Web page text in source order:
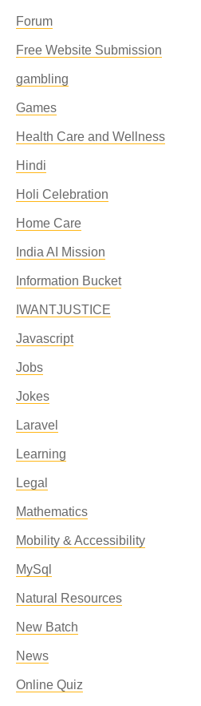
Forum
Free Website Submission
gambling
Games
Health Care and Wellness
Hindi
Holi Celebration
Home Care
India AI Mission
Information Bucket
IWANTJUSTICE
Javascript
Jobs
Jokes
Laravel
Learning
Legal
Mathematics
Mobility & Accessibility
MySql
Natural Resources
New Batch
News
Online Quiz